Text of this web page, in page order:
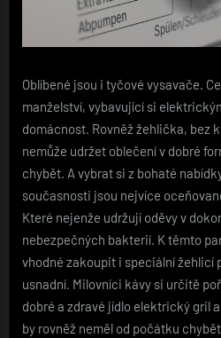
Oblíbené jsou i tyčové vysavače.
manželství, vybavující si
domácnost. Rovněž žehlička, bez
nemůže udržet oblečení v dobré
chybět. A vybrat si z bohaté
současnosti jsou nejvíce
Které nejenže udržují oděvy v
nebezpečných bakterií. K těmto
vhodné zakoupit i speciální žehlicí
usnadní. Milovníci kávy si určitě
dobré a zdravé jídlo elektrický gril
by rovněž neměl od počátku